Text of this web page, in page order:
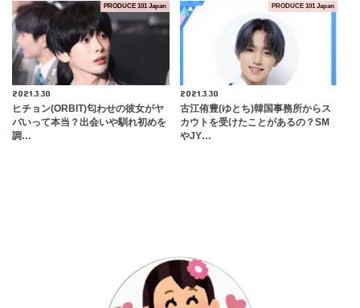
PRODUCE 101 Japan
2021.3.30
ヒチョン(ORBIT)匂わせの彼女がヤ
バいって本当？出会いや馴れ初めを
調…
PRODUCE 101 Japan
2021.3.30
古江侑豊(ゆとち)韓国事務所からス
カウトを受けたことがあるの？SM
やJY…